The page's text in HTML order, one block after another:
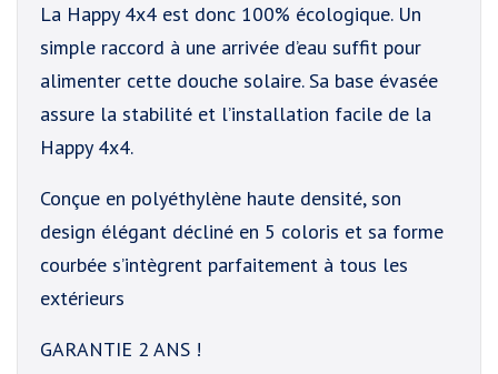
La Happy 4x4 est donc 100% écologique. Un
simple raccord à une arrivée d’eau suffit pour
alimenter cette douche solaire. Sa base évasée
assure la stabilité et l’installation facile de la
Happy 4x4.
Conçue en polyéthylène haute densité, son
design élégant décliné en 5 coloris et sa forme
courbée s’intègrent parfaitement à tous les
extérieurs
GARANTIE 2 ANS !